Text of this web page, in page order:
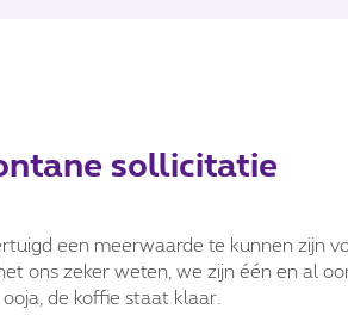
sollicitatie
een meerwaarde te kunnen zijn
ons zeker weten, we zijn één en al
ooja, de koffie staat klaar.